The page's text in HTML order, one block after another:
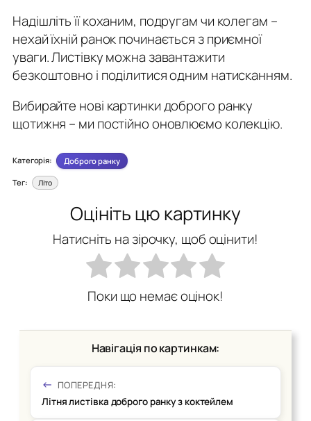
Надішліть її коханим, подругам чи колегам –
нехай їхній ранок починається з приємної
уваги. Листівку можна завантажити
безкоштовно і поділитися одним натисканням.
Вибирайте нові картинки доброго ранку
щотижня – ми постійно оновлюємо колекцію.
Категорія: Доброго ранку
Тег: Літо
Оцініть цю картинку
Натисніть на зірочку, щоб оцінити!
Поки що немає оцінок!
Навігація по картинкам:
ПОПЕРЕДНЯ:
Літня листівка доброго ранку з коктейлем